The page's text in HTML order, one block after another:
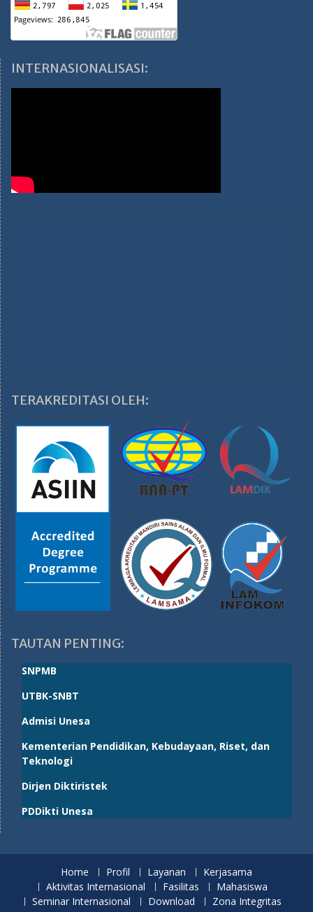
INTERNASIONALISASI:
TERAKREDITASI OLEH:
TAUTAN PENTING:
SNPMB
UTBK-SNBT
Admisi Unesa
Kementerian Pendidikan, Kebudayaan, Riset, dan
Teknologi
Dirjen Diktiristek
PDDikti Unesa
Home Profil Layanan
Kerjasama
Aktivitas Internasional
Fasilitas
Mahasiswa
Seminar Internasional
Download
Zona Integritas